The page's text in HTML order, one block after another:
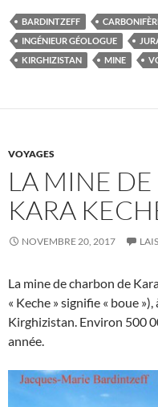
BARDINTZEFF
INGÉNIEUR GÉOLOGUE
KIRGHIZISTAN
MINE
VOYAGES
LA MINE
KARA
NOVEMBRE 20, 2017
La mine de charbon de
« Keche » signifie « boue
Kirghizistan. Environ 500
année.